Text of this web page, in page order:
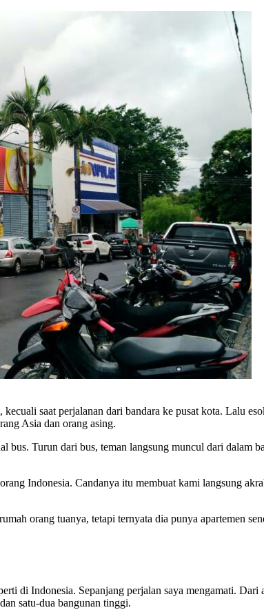
kecuali saat perjalanan dari bandara ke pusat kota. Lalu
Asia dan orang asing.
bus. Turun dari bus, teman langsung muncul dari dalam
Indonesia. Candanya itu membuat kami langsung
orang tuanya, tetapi ternyata dia punya apartemen
di Indonesia. Sepanjang perjalan saya mengamati.
satu-dua bangunan tinggi.